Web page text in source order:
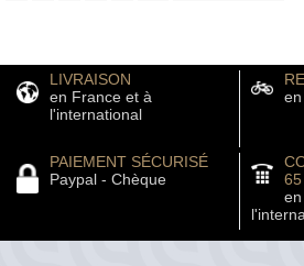
LIVRAISON
en France et à
l'international
PAIEMENT SÉCURISÉ
Paypal - Chèque